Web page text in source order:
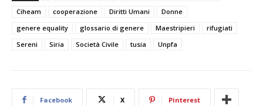
Ciheam
cooperazione Diritti Umani
Donne
genere equality
glossario di genere Maestripieri
rifugiati
Sereni
Siria Società Civile tusia Unpfa
Facebook X Pinterest